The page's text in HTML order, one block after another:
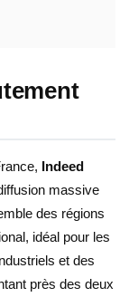
Indeed
massive
des régions
idéal pour les
et des
près des deux